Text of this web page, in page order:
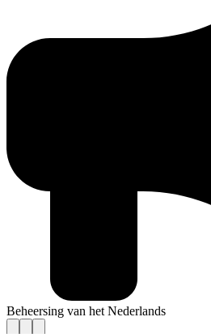
Beheersing van het Nederlands